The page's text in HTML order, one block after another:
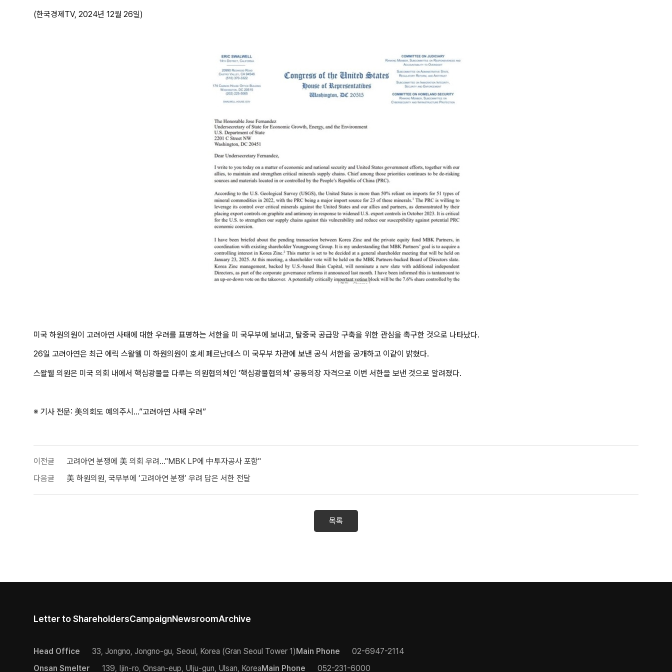
(한국경제TV, 2024년 12월 26일)
미국 하원의원이 고려아연 사태에 대한 우려를 표명하는 서한을 미 국무부에 보내고, 탈중국 공급망 구축을 위한 관심을 촉구한 것으로 나타났다.
26일 고려아연은 최근 에릭 스왈웰 미 하원의원이 호세 페르난데스 미 국무부 차관에 보낸 공식 서한을 공개하고 이같이 밝혔다.
스왈웰 의원은 미국 의회 내에서 핵심광물을 다루는 의원협의체인 ‘핵심광물협의체’ 공동의장 자격으로 이번 서한을 보낸 것으로 알려졌다.
※ 기사 전문: 美의회도 예의주시…”고려아연 사태 우려”
이전글
고려아연 분쟁에 美 의회 우려…"MBK LP에 中투자공사 포함"
다음글
美 하원의원, 국무부에 ‘고려아연 분쟁’ 우려 담은 서한 전달
목록
Letter to ShareholdersCampaignNewsroomArchive
Head Office 33, Jongno, Jongno-gu, Seoul, Korea (Gran Seoul Tower 1)Main Phone
02-6947-2114
Onsan Smelter
139, Ijin-ro, Onsan-eup, Ulju-gun, Ulsan, KoreaMain Phone 052-231-6000